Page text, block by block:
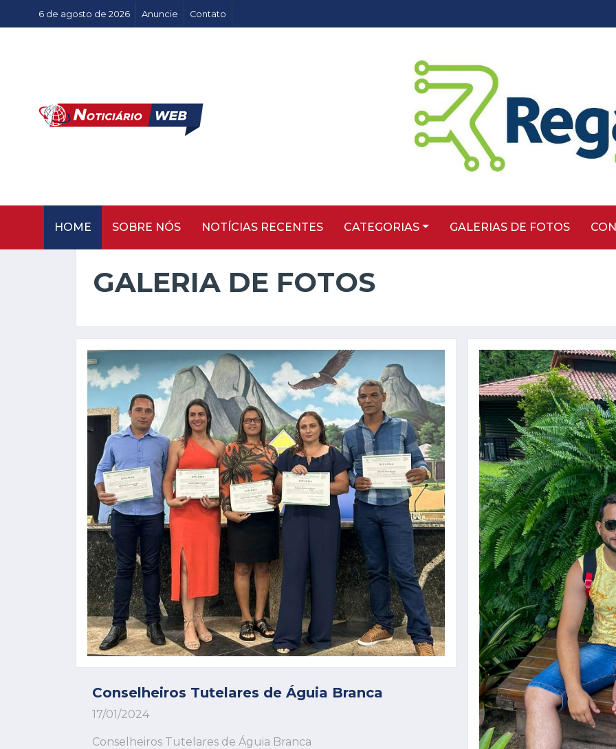
6 de agosto de 2026 Anuncie Contato
HOME SOBRE NÓS NOTÍCIAS RECENTES CATEGORIAS GALERIAS DE FOTOS
GALERIA DE FOTOS
Conselheiros Tutelares de Águia Branca
17/01/2024
Conselheiros Tutelares de Águia Branca